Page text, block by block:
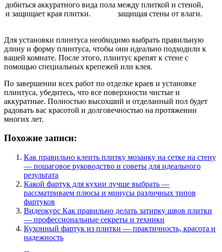
добиться аккуратного вида пола
и защищает края плитки.
между плиткой и стеной,
защищая стены от влаги.
Для установки плинтуса необходимо выбрать правильную
длину и форму плинтуса, чтобы они идеально подходили к
вашей комнате. После этого, плинтус крепят к стене с
помощью специальных крепежей или клея.
По завершении всех работ по отделке краев и установке
плинтуса, убедитесь, что все поверхности чистые и
аккуратные. Полностью высохший и отделанный пол будет
радовать вас красотой и долговечностью на протяжении
многих лет.
Похожие записи:
Как правильно клеить плитку мозаику на сетке на стену
— пошаговое руководство и советы для идеального
результата
Какой фартук для кухни лучше выбрать —
рассматриваем плюсы и минусы различных типов
фартуков
Видеокурс Как правильно делать затирку швов плитки
— профессиональные секреты и техники
Кухонный фартук из плитки — практичность, красота и
надежность